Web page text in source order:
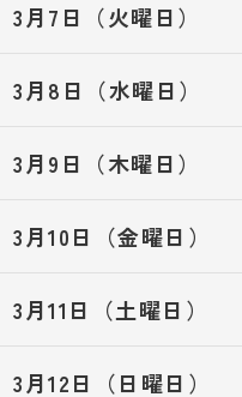
3月7日（火曜日）
3月8日（水曜日）
3月9日（木曜日）
3月10日（金曜日）
3月11日（土曜日）
3月12日（日曜日）